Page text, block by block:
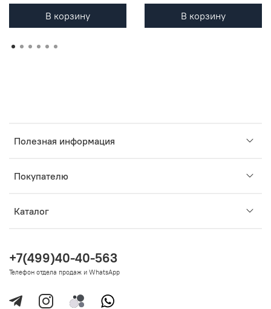
В корзину В корзину
Полезная информация
Покупателю
Каталог
+7(499)40-40-563
Телефон отдела продаж и WhatsApp